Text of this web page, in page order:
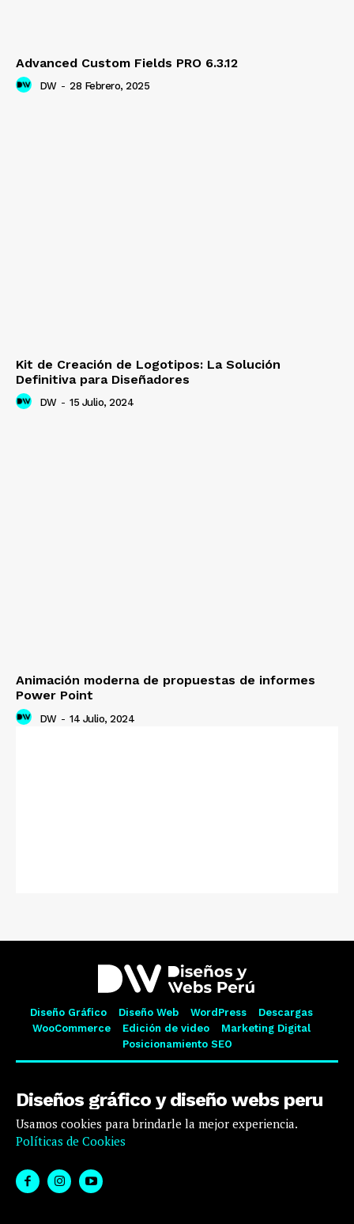
Advanced Custom Fields PRO 6.3.12
DW - 28 Febrero, 2025
Kit de Creación de Logotipos: La Solución
Definitiva para Diseñadores
DW - 15 Julio, 2024
Animación moderna de propuestas de informes
Power Point
DW - 14 Julio, 2024
Diseño Gráfico Diseño Web WordPress
Descargas
WooCommerce
Edición de video
Marketing Digital
Posicionamiento SEO
Diseños gráfico y diseño webs peru
Usamos cookies para brindarle la mejor experiencia.
Políticas de Cookies